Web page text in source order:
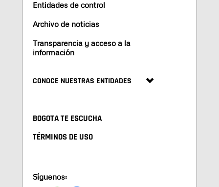
Entidades de control
Archivo de noticias
Transparencia y acceso a la
información
CONOCE NUESTRAS ENTIDADES
BOGOTA TE ESCUCHA
TÉRMINOS DE USO
Síguenos: